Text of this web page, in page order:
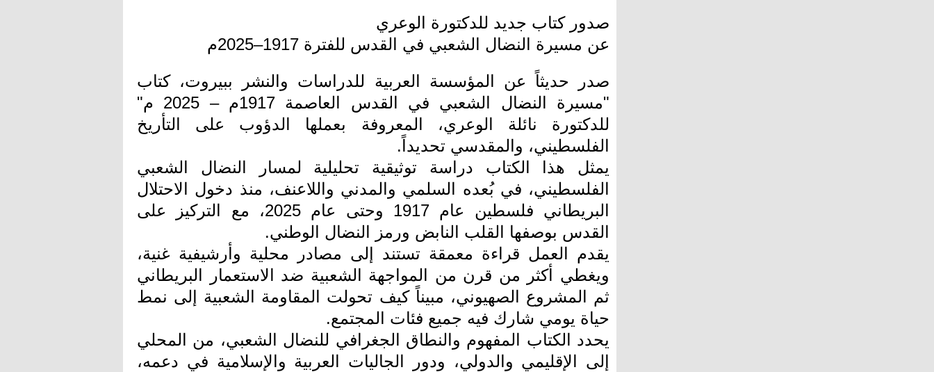
صدور كتاب جديد للدكتورة الوعري
عن مسيرة النضال الشعبي في القدس للفترة 1917–2025م
صدر حديثاً عن المؤسسة العربية للدراسات والنشر ببيروت، كتاب
"مسيرة النضال الشعبي في القدس العاصمة 1917م – 2025 م"
للدكتورة نائلة الوعري، المعروفة بعملها الدؤوب على التأريخ
الفلسطيني، والمقدسي تحديداً.
يمثل هذا الكتاب دراسة توثيقية تحليلية لمسار النضال الشعبي
الفلسطيني، في بُعده السلمي والمدني واللاعنف، منذ دخول الاحتلال
البريطاني فلسطين عام 1917 وحتى عام 2025، مع التركيز على
القدس بوصفها القلب النابض ورمز النضال الوطني.
يقدم العمل قراءة معمقة تستند إلى مصادر محلية وأرشيفية غنية،
ويغطي أكثر من قرن من المواجهة الشعبية ضد الاستعمار البريطاني
ثم المشروع الصهيوني، مبيناً كيف تحولت المقاومة الشعبية إلى نمط
حياة يومي شارك فيه جميع فئات المجتمع.
يحدد الكتاب المفهوم والنطاق الجغرافي للنضال الشعبي، من المحلي
إلى الإقليمي والدولي، ودور الجاليات العربية والإسلامية في دعمه،